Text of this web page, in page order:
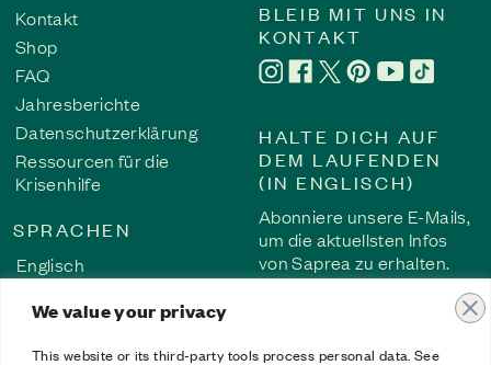
We value your privacy
This website or its third-party tools process personal data. See
Die Geschichte neu schreiben: Der Weg vom
Über 40 Jahre lang redete sie sich ein, dass der
Sicherheit, Heilung und die Kraft, ihre Geschichte neu zu
Selbstmitgefühl.
Überlebensgeschichte
Kontakt
Shop
FAQ
Jahresberichte
Datenschutzerklärung
Ressourcen für die
Krisenhilfe
SPRACHEN
Englisch
Deutsch
Spanisch
BLEIB MIT UNS IN
KONTAKT
HALTE DICH AUF
DEM LAUFENDEN
(IN ENGLISCH)
Abonniere unsere E-Mails,
um die aktuellsten Infos
von Saprea zu erhalten.